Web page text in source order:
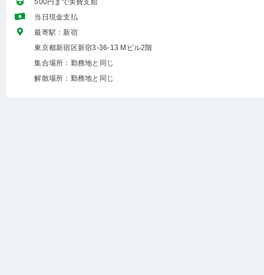
500円まで実費支給
当日現金支払
最寄駅：新宿
東京都新宿区新宿3-36-13 Mビル2階
集合場所：勤務地と同じ
解散場所：勤務地と同じ